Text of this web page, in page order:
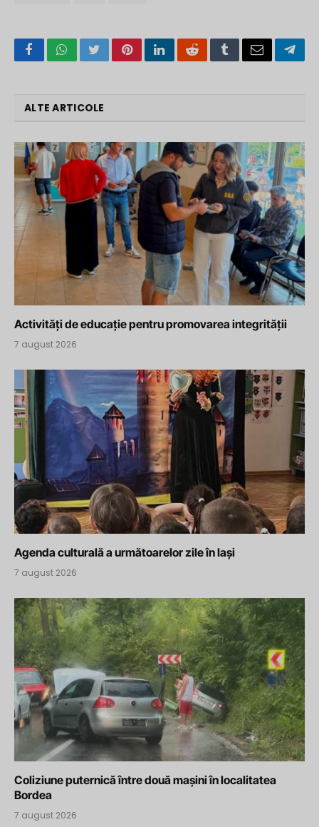
FacebookWhatsApp
TwitterPinterestLinkedInRedditTumblrEmail
ALTE ARTICOLE
Activități de educație pentru promovarea integrității
7 august 2026
Agenda culturală a următoarelor zile în Iași
7 august 2026
Coliziune puternică între două mașini în localitatea
Bordea
7 august 2026